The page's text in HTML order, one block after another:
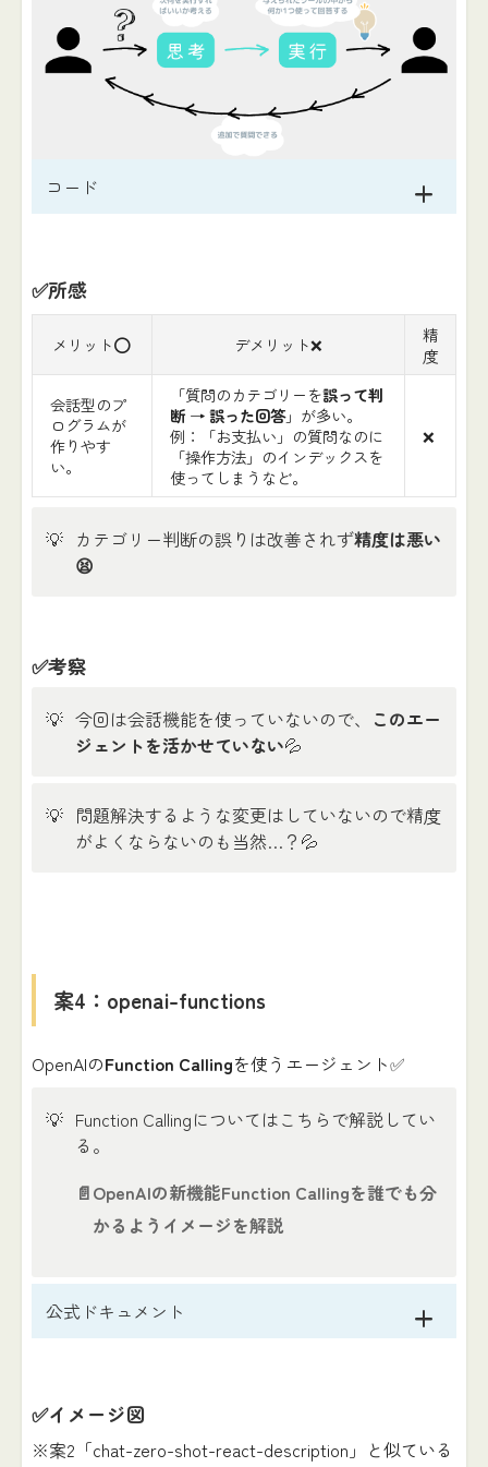
コード
✅所感
メリット⭕️ デメリット❌
精
度
会話型のプ
ログラムが
作りやす
い。
「質問のカテゴリーを誤って判
断→誤った回答」が多い。
例：「お支払い」の質問なのに
「操作方法」のインデックスを
使ってしまうなど。
❌
💡 カテゴリー判断の誤りは改善されず精度は悪い
😫
✅考察
💡 今回は会話機能を使っていないので、 このエー
ジェントを活かせていない💦
💡 問題解決するような変更はしていないので精度
がよくならないのも当然…？💦
案4：openai-functions
OpenAIのFunction Callingを使うエージェント✅
💡 Function Callingについてはこちらで解説してい
る。
📄OpenAIの新機能Function Callingを誰でも分
かるようイメージを解説
公式ドキュメント
✅イメージ図
※案2「chat-zero-shot-react-description」と似ている